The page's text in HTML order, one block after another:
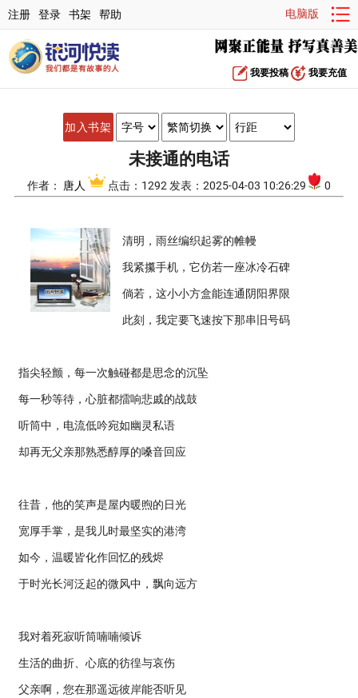
注册 登录 书架 帮助 电脑版
我要投稿 我要充值
加入书架
未接通的电话
作者： 唐人 点击：1292 发表：2025-04-03 10:26:29 0
清明，雨丝编织起雾的帷幔
我紧攥手机，它仿若一座冰冷石碑
倘若，这小小方盒能连通阴阳界限
此刻，我定要飞速按下那串旧号码
指尖轻颤，每一次触碰都是思念的沉坠
每一秒等待，心脏都擂响悲戚的战鼓
听筒中，电流低吟宛如幽灵私语
却再无父亲那熟悉醇厚的嗓音回应
往昔，他的笑声是屋内暖煦的日光
宽厚手掌，是我儿时最坚实的港湾
如今，温暖皆化作回忆的残烬
于时光长河泛起的微风中，飘向远方
我对着死寂听筒喃喃倾诉
生活的曲折、心底的彷徨与哀伤
父亲啊，您在那遥远彼岸能否听见